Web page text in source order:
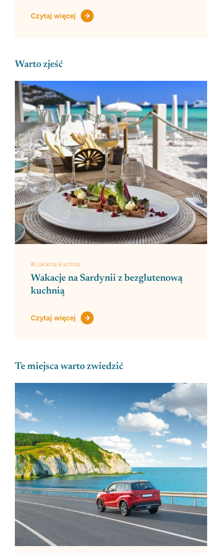
Czytaj więcej
Warto zjeść
#Lokalna kuchnia
Wakacje na Sardynii z bezglutenową
kuchnią
Czytaj więcej
Te miejsca warto zwiedzić